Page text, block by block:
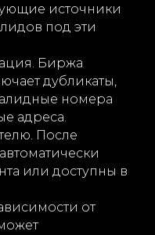
источники
под эти
Биржа
дубликаты,
номера
адреса.
После
или доступны в
от